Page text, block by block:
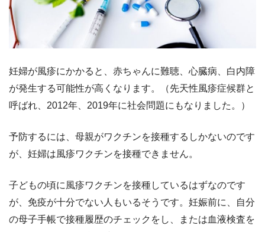
妊婦が風疹にかかると、赤ちゃんに難聴、心臓病、白内障
が発生する可能性が高くなります。（先天性風疹症候群と
呼ばれ、2012年、2019年に社会問題にもなりました。）
予防するには、母親がワクチンを接種するしかないのです
が、妊婦は風疹ワクチンを接種できません。
子どもの頃に風疹ワクチンを接種しているはずなのです
が、免疫が十分でない人もいるそうです。妊娠前に、自分
の母子手帳で接種履歴のチェックをし、または血液検査を